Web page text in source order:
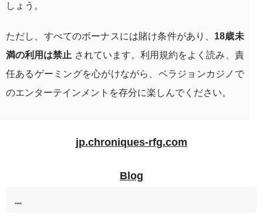
しょう。
ただし、すべてのボーナスには賭け条件があり、 18歳未
満の利用は禁止 されています。利用規約をよく読み、責
任あるゲーミングを心がけながら、ベラジョンカジノで
のエンターテインメントを存分に楽しんでください。
jp.chroniques-rfg.com
Blog
...